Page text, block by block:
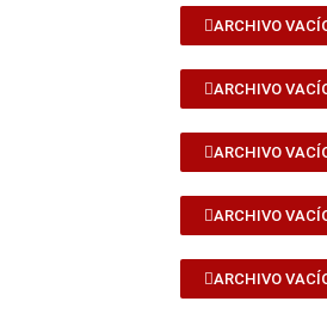
ARCHIVO
ARCHIVO
ARCHIVO
ARCHIVO
ARCHIVO